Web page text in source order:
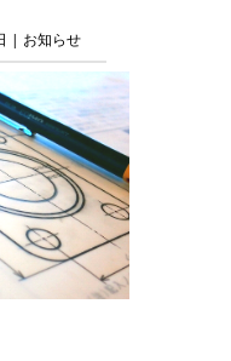
| お知らせ